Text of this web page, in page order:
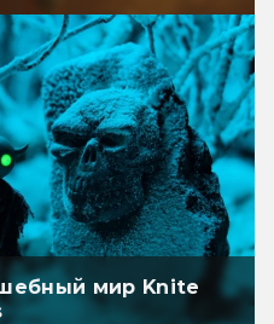
мир Knite